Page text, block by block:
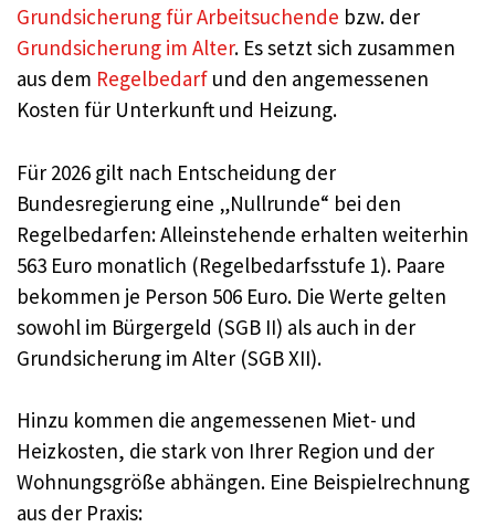
Grundsicherung für Arbeitsuchende bzw. der
Grundsicherung im Alter. Es setzt sich zusammen
aus dem Regelbedarf und den angemessenen
Kosten für Unterkunft und Heizung.
Für 2026 gilt nach Entscheidung der
Bundesregierung eine „Nullrunde“ bei den
Regelbedarfen: Alleinstehende erhalten weiterhin
563 Euro monatlich (Regelbedarfsstufe 1). Paare
bekommen je Person 506 Euro. Die Werte gelten
sowohl im Bürgergeld (SGB II) als auch in der
Grundsicherung im Alter (SGB XII).
Hinzu kommen die angemessenen Miet- und
Heizkosten, die stark von Ihrer Region und der
Wohnungsgröße abhängen. Eine Beispielrechnung
aus der Praxis: